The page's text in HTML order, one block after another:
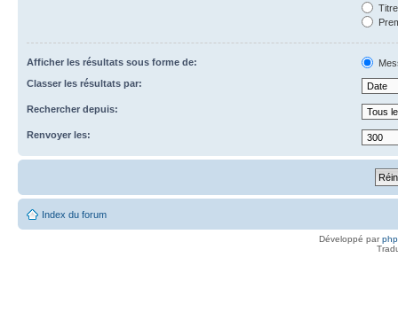
Afficher les résultats sous forme de:
Classer les résultats par:
Rechercher depuis:
Renvoyer les:
Index du forum
Développé par